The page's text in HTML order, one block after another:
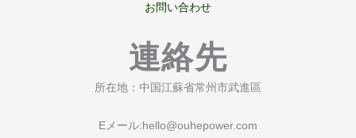
お問い合わせ
連絡先
所在地：中国江蘇省常州市武進區
Eメール:hello@ouhepower.com